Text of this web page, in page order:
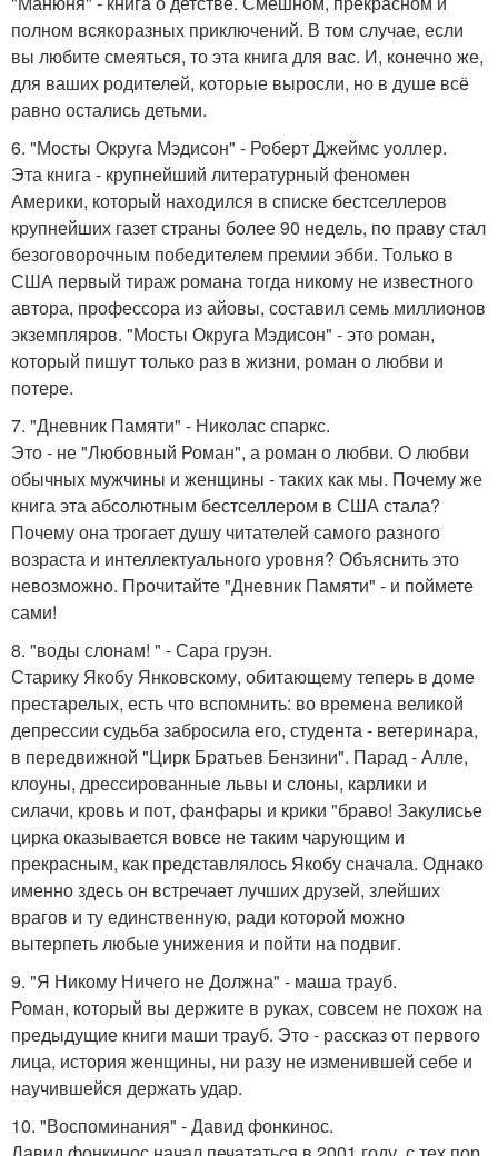
полном всякоразных приключений. В том случае, если
вы любите смеяться, то эта книга для вас. И, конечно же,
для ваших родителей, которые выросли, но в душе всё
равно остались детьми.
6. "Мосты Округа Мэдисон" - Роберт Джеймс уоллер.
Эта книга - крупнейший литературный феномен
Америки, который находился в списке бестселлеров
крупнейших газет страны более 90 недель, по праву стал
безоговорочным победителем премии эбби. Только в
США первый тираж романа тогда никому не известного
автора, профессора из айовы, составил семь миллионов
экземпляров. "Мосты Округа Мэдисон" - это роман,
который пишут только раз в жизни, роман о любви и
потере.
7. "Дневник Памяти" - Николас спаркс.
Это - не "Любовный Роман", а роман о любви. О любви
обычных мужчины и женщины - таких как мы. Почему же
книга эта абсолютным бестселлером в США стала?
Почему она трогает душу читателей самого разного
возраста и интеллектуального уровня? Объяснить это
невозможно. Прочитайте "Дневник Памяти" - и поймете
сами!
8. "воды слонам! " - Сара груэн.
Старику Якобу Янковскому, обитающему теперь в доме
престарелых, есть что вспомнить: во времена великой
депрессии судьба забросила его, студента - ветеринара,
в передвижной "Цирк Братьев Бензини". Парад - Алле,
клоуны, дрессированные львы и слоны, карлики и
силачи, кровь и пот, фанфары и крики "браво! Закулисье
цирка оказывается вовсе не таким чарующим и
прекрасным, как представлялось Якобу сначала. Однако
именно здесь он встречает лучших друзей, злейших
врагов и ту единственную, ради которой можно
вытерпеть любые унижения и пойти на подвиг.
9. "Я Никому Ничего не Должна" - маша трауб.
Роман, который вы держите в руках, совсем не похож на
предыдущие книги маши трауб. Это - рассказ от первого
лица, история женщины, ни разу не изменившей себе и
научившейся держать удар.
10. "Воспоминания" - Давид фонкинос.